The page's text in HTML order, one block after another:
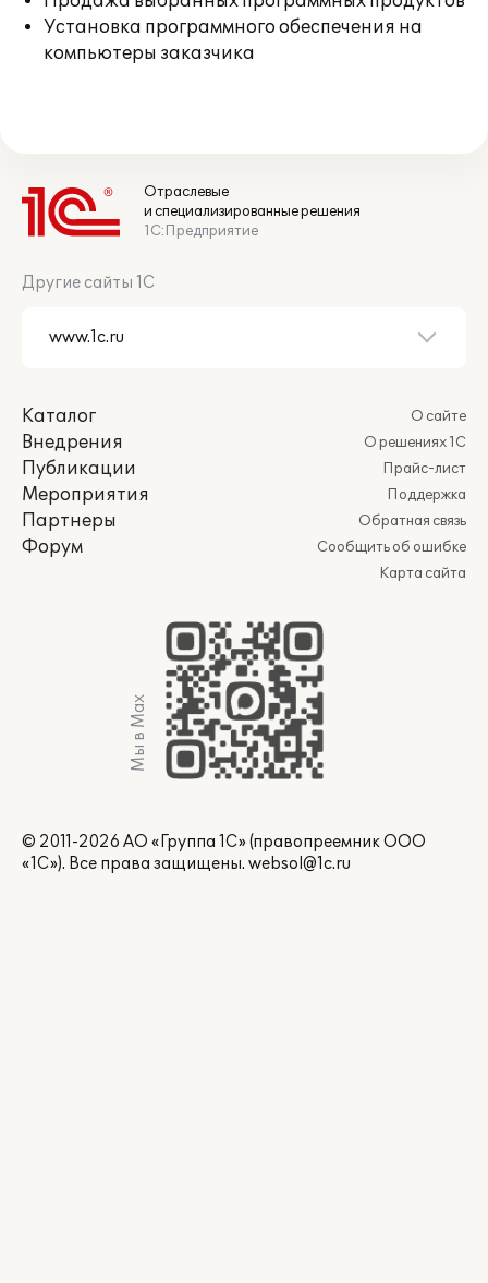
Установка программного обеспечения на
компьютеры заказчика
Отраслевые
и специализированные решения
1С:Предприятие
Другие сайты 1С
Каталог
Внедрения
Публикации
Мероприятия
Партнеры
Форум
О сайте
О решениях 1С
Прайс-лист
Поддержка
Обратная связь
Сообщить об ошибке
Карта сайта
Мы в Max
© 2011-2026 АО «Группа 1С» (правопреемник ООО
«1С»). Все права защищены. websol@1c.ru